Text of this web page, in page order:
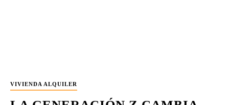
VIVIENDA ALQUILER